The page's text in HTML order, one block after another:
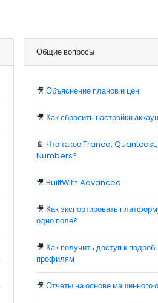
Общие вопросы
🎥Объяснение планов и цен
🎥 Как сбросить настройки
📄 Что такое Tranco,
Numbers?
🎥BuiltWith Advanced
🎥 Как экспортировать
одно поле?
🎥 Как получить доступ к
профилям
🎥Отчеты на основе машинного